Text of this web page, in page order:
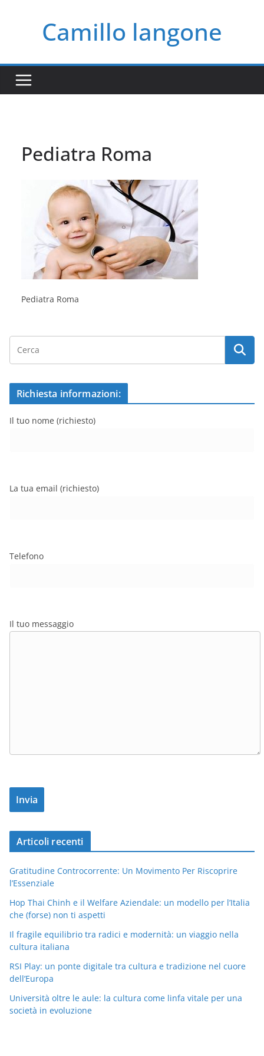
contenutoCamillo langone
Pediatra Roma
Pediatra Roma
Richiesta informazioni:
Il tuo nome (richiesto)
La tua email (richiesto)
Telefono
Il tuo messaggio
Articoli recenti
Gratitudine Controcorrente: Un Movimento Per Riscoprire
l’Essenziale
Hop Thai Chinh e il Welfare Aziendale: un modello per l’Italia
che (forse) non ti aspetti
Il fragile equilibrio tra radici e modernità: un viaggio nella
cultura italiana
RSI Play: un ponte digitale tra cultura e tradizione nel cuore
dell’Europa
Università oltre le aule: la cultura come linfa vitale per una
società in evoluzione